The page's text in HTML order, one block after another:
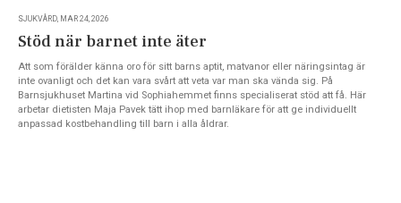
SJUKVÅRD, MAR 24, 2026
Stöd när barnet inte äter
Att som förälder känna oro för sitt barns aptit, matvanor eller näringsintag är
inte ovanligt och det kan vara svårt att veta var man ska vända sig. På
Barnsjukhuset Martina vid Sophiahemmet finns specialiserat stöd att få. Här
arbetar dietisten Maja Pavek tätt ihop med barnläkare för att ge individuellt
anpassad kostbehandling till barn i alla åldrar.